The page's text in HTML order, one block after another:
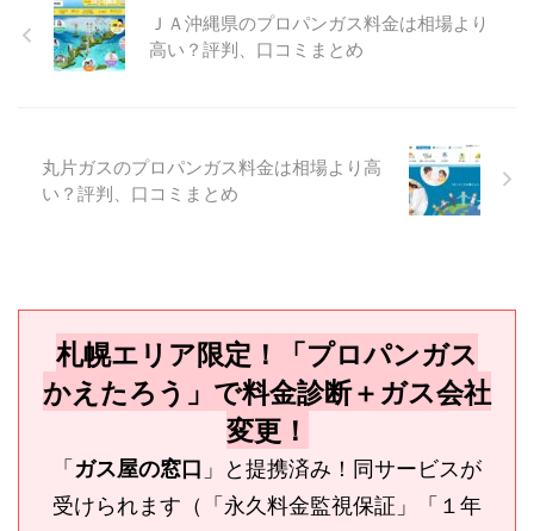
ＪＡ沖縄県のプロパンガス料金は相場より
高い？評判、口コミまとめ
丸片ガスのプロパンガス料金は相場より高
い？評判、口コミまとめ
札幌エリア限定！「プロパンガス
かえたろう」で料金診断＋ガス会社
変更！
「ガス屋の窓口 」と提携済み！同サービスが
受けられます（「永久料金監視保証」「１年